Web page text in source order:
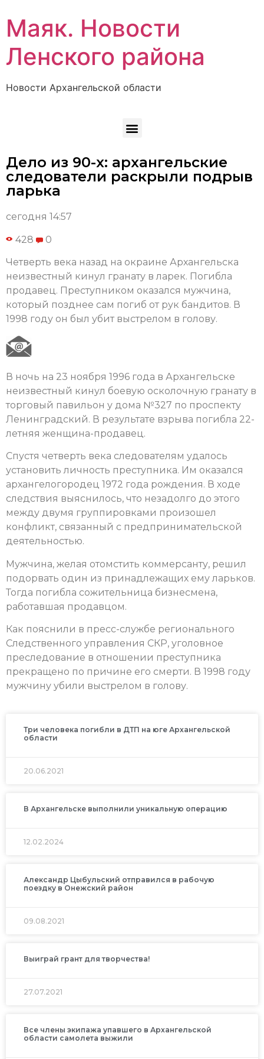
Маяк. Новости
Ленского района
Новости Архангельской области
Дело из 90-х: архангельские
следователи раскрыли подрыв
ларька
сегодня 14:57
428 0
Четверть века назад на окраине Архангельска
неизвестный кинул гранату в ларек. Погибла
продавец. Преступником оказался мужчина,
который позднее сам погиб от рук бандитов. В
1998 году он был убит выстрелом в голову.
В ночь на 23 ноября 1996 года в Архангельске
неизвестный кинул боевую осколочную гранату в
торговый павильон у дома №327 по проспекту
Ленинградский. В результате взрыва погибла 22-
летняя женщина-продавец.
Спустя четверть века следователям удалось
установить личность преступника. Им оказался
архангелогородец 1972 года рождения. В ходе
следствия выяснилось, что незадолго до этого
между двумя группировками произошел
конфликт, связанный с предпринимательской
деятельностью.
Мужчина, желая отомстить коммерсанту, решил
подорвать один из принадлежащих ему ларьков.
Тогда погибла сожительница бизнесмена,
работавшая продавцом.
Как пояснили в пресс-службе регионального
Следственного управления СКР, уголовное
преследование в отношении преступника
прекращено по причине его смерти. В 1998 году
мужчину убили выстрелом в голову.
Три человека погибли в ДТП на юге Архангельской
области
20.06.2021
В Архангельске выполнили уникальную операцию
12.02.2024
Александр Цыбульский отправился в рабочую
поездку в Онежский район
09.08.2021
Выиграй грант для творчества!
27.07.2021
Все члены экипажа упавшего в Архангельской
области самолета выжили